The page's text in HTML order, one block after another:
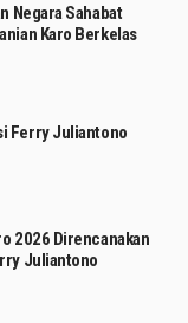
Negara Sahabat
Karo Berkelas
Ferry Juliantono
2026 Direncanakan
Juliantono